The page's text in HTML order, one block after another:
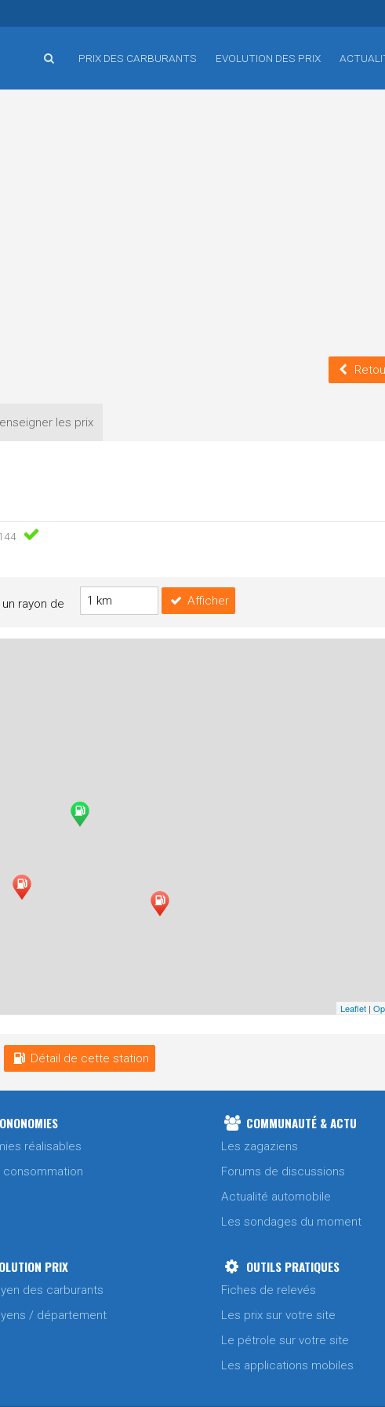
PRIX DES CARBURANTS EVOLUTION DES PRIX
les prix
rayon de Afficher
Leaflet |
Détail de cette station
réalisables
consommation
COMMUNAUTÉ & ACTU
Les zagaziens
Forums de discussions
Actualité automobile
Les sondages du moment
PRIX
des carburants
/ département
OUTILS PRATIQUES
Fiches de relevés
Les prix sur votre site
Le pétrole sur votre site
Les applications mobiles